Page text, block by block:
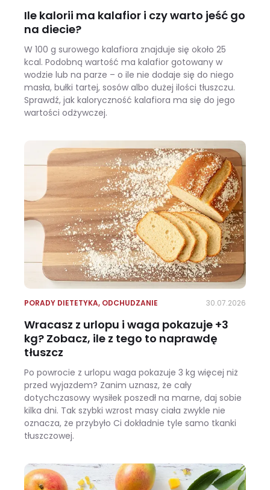
Ile kalorii ma kalafior i czy warto jeść go
na diecie?
W 100 g surowego kalafiora znajduje się około 25
kcal. Podobną wartość ma kalafior gotowany w
wodzie lub na parze – o ile nie dodaje się do niego
masła, bułki tartej, sosów albo dużej ilości tłuszczu.
Sprawdź, jak kaloryczność kalafiora ma się do jego
wartości odżywczej.
PORADY DIETETYKA, ODCHUDZANIE 30.07.2026
Wracasz z urlopu i waga pokazuje +3
kg? Zobacz, ile z tego to naprawdę
tłuszcz
Po powrocie z urlopu waga pokazuje 3 kg więcej niż
przed wyjazdem? Zanim uznasz, że cały
dotychczasowy wysiłek poszedł na marne, daj sobie
kilka dni. Tak szybki wzrost masy ciała zwykle nie
oznacza, że przybyło Ci dokładnie tyle samo tkanki
tłuszczowej.